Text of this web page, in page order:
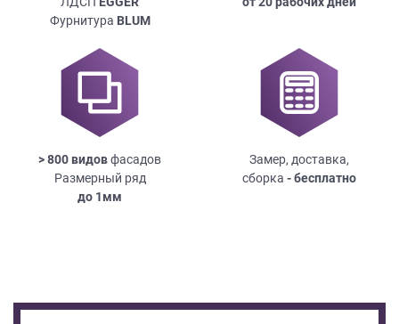
Фурнитура BLUM
> 800 видовфасадов
Размерный ряд
до 1мм
Замер, доставка,
сборка - бесплатно